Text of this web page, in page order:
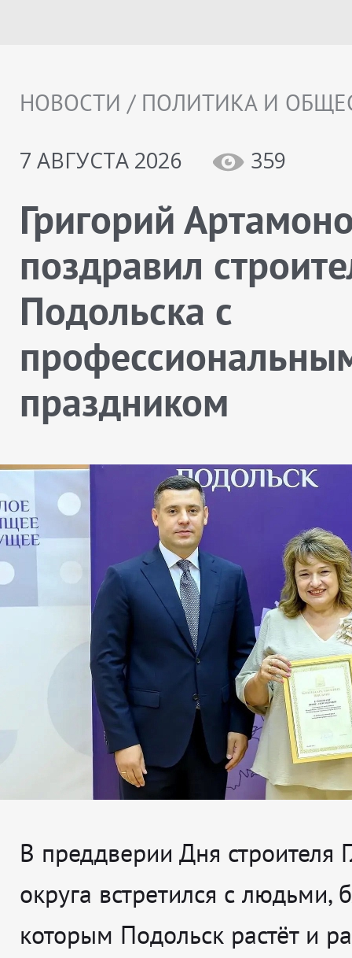
НОВОСТИ / ПОЛИТИКА И
7 АВГУСТА 2026
359
Григорий
поздравил
Подольска с
праздником
В преддверии Дня строителя
округа встретился с людьми,
которым Подольск растёт и